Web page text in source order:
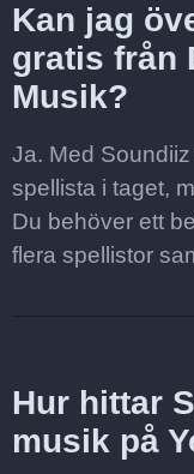
Kan jag
gratis från
Musik?
Ja. Med
spellista i taget,
Du behöver ett
flera spellistor
Hur hittar
musik på